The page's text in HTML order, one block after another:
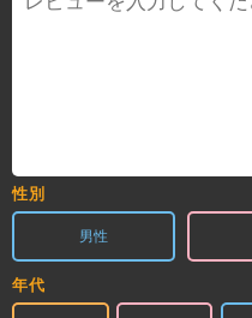
性別
男性
年代